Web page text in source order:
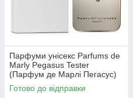
Парфуми унісекс Parfums de
Marly Pegasus Tester
(Парфум де Марлі Пегасус)
125 ml/мл Тестер
Готово до відправки